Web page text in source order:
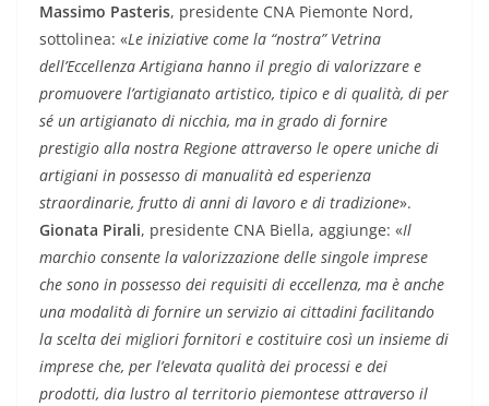
Massimo Pasteris, presidente CNA Piemonte Nord,
sottolinea: «Le iniziative come la “nostra” Vetrina
dell’Eccellenza Artigiana hanno il pregio di valorizzare e
promuovere l’artigianato artistico, tipico e di qualità, di per
sé un artigianato di nicchia, ma in grado di fornire
prestigio alla nostra Regione attraverso le opere uniche di
artigiani in possesso di manualità ed esperienza
straordinarie, frutto di anni di lavoro e di tradizione».
Gionata Pirali, presidente CNA Biella, aggiunge: «Il
marchio consente la valorizzazione delle singole imprese
che sono in possesso dei requisiti di eccellenza, ma è anche
una modalità di fornire un servizio ai cittadini facilitando
la scelta dei migliori fornitori e costituire così un insieme di
imprese che, per l’elevata qualità dei processi e dei
prodotti, dia lustro al territorio piemontese attraverso il